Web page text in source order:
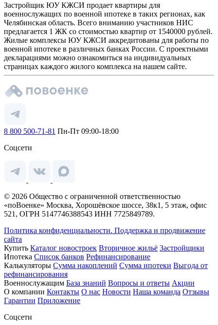
Застройщик ЮУ КЖСИ продает квартиры для
военнослужащих по военной ипотеке в таких регионах, как
Челябинская область. Всего вниманию участников НИС
предлагается 1 ЖК со стоимостью квартир от 1540000 рублей.
Жилые комплексы ЮУ КЖСИ аккредитованы для работы по
военной ипотеке в различных банках России. С проектными
декларациями можно ознакомиться на индивидуальных
страницах каждого жилого комплекса на нашем сайте.
8 800 500-71-81 Пн-Пт 09:00-18:00
Соцсети
© 2026 Общество с ограниченной ответственностью
«поВоенке» Москва, Хорошёвское шоссе, 38к1, 5 этаж, офис
521, ОГРН 5147746388543 ИНН 7725849789.
Политика конфиденциальности. Поддержка и продвижение
сайта
Купить Каталог новостроек Вторичное жильё Застройщики
Ипотека Список банков Рефинансирование
Калькуляторы Сумма накоплений Сумма ипотеки Выгода от
рефинансирования
Военнослужащим База знаний Вопросы и ответы Акции
О компании Контакты О нас Новости Наша команда Отзывы
Гарантии Приложение
Соцсети